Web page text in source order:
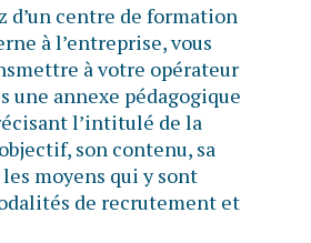
d’un centre de formation
à l’entreprise, vous
à votre opérateur
une annexe pédagogique
l’intitulé de la
son contenu, sa
moyens qui y sont
de recrutement et